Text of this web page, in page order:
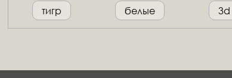
тигр белые 3d